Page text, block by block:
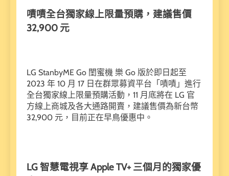
嘖嘖全台獨家線上限量預購，建議售價
32,900 元
LG StanbyME Go 閨蜜機 樂 Go 版於即日起至
2023 年 10 月 17 日在群眾募資平台「嘖嘖」進行
全台獨家線上限量預購活動，11 月底將在 LG 官
方線上商城及各大通路開賣，建議售價為新台幣
32,900 元，目前正在早鳥優惠中。
LG 智慧電視享 Apple TV+ 三個月的獨家優